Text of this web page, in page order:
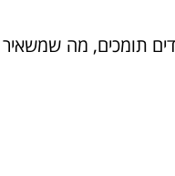
תומכים, מה